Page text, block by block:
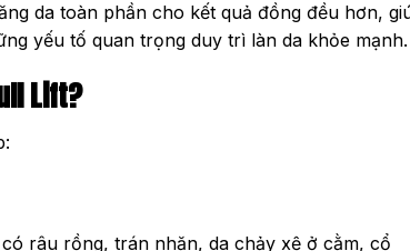
da toàn phần cho kết quả đồng đều hơn,
yếu tố quan trọng duy trì làn da khỏe mạnh.
Lift?
râu rồng, trán nhăn, da chảy xệ ở cằm, cổ